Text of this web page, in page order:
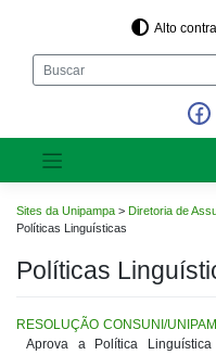
Alto
Sites da Unipampa > Diretoria de
Políticas Linguísticas
Políticas
RESOLUÇÃO CONSUNI/
Aprova a Política